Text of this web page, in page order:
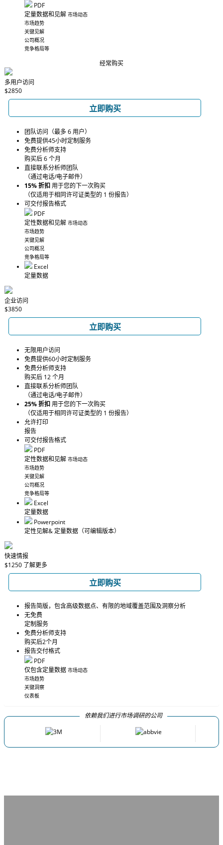
PDF
定量数据和见解 市场动态
市场趋势
关键见解
公司概况
竞争格局等
经常购买
多用户访问
$2850
立即购买
团队访问（最多 6 用户）
免费提供45小时定制服务
免费分析师支持
购买后 6 个月
直接联系分析师团队
（通过电话/电子邮件）
15% 折扣用于您的下一次购买
（仅适用于相同许可证类型的 1 份报告）
可交付报告格式
PDF
定性数据和见解 市场动态
市场趋势
关键见解
公司概况
竞争格局等
Excel
定量数据
企业访问
$3850
立即购买
无限用户访问
免费提供60小时定制服务
免费分析师支持
购买后 12 个月
直接联系分析师团队
（通过电话/电子邮件）
25% 折扣用于您的下一次购买
（仅适用于相同许可证类型的 1 份报告）
允许打印
报告
可交付报告格式
PDF
定性数据和见解 市场动态
市场趋势
关键见解
公司概况
竞争格局等
Excel
定量数据
Powerpoint
定性见解& 定量数据 （可编辑版本）
快速情报
$1250 了解更多
立即购买
报告简版，包含高级数据点、有限的地域覆盖范围及洞察分析
无免费
定制服务
免费分析师支持
购买后2个月
报告交付格式
PDF
仅包含定量数据 市场动态
市场趋势
关键洞察
仪表板
依赖我们进行市场调研的公司